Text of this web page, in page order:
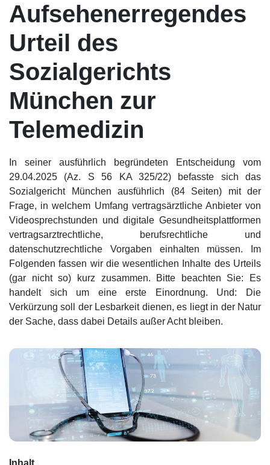
Aufsehenerregendes
Urteil des
Sozialgerichts
München zur
Telemedizin
In seiner ausführlich begründeten Entscheidung vom
29.04.2025 (Az. S 56 KA 325/22) befasste sich das
Sozialgericht München ausführlich (84 Seiten) mit der
Frage, in welchem Umfang vertragsärztliche Anbieter von
Videosprechstunden und digitale Gesundheitsplattformen
vertragsarztrechtliche, berufsrechtliche und
datenschutzrechtliche Vorgaben einhalten müssen. Im
Folgenden fassen wir die wesentlichen Inhalte des Urteils
(gar nicht so) kurz zusammen. Bitte beachten Sie: Es
handelt sich um eine erste Einordnung. Und: Die
Verkürzung soll der Lesbarkeit dienen, es liegt in der Natur
der Sache, dass dabei Details außer Acht bleiben.
Inhalt